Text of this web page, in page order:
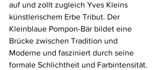
auf und zollt zugleich Yves Kleins
künstlerischem Erbe Tribut. Der
Kleinblaue Pompon-Bär bildet eine
Brücke zwischen Tradition und
Moderne und fasziniert durch seine
formale Schlichtheit und Farbintensität.